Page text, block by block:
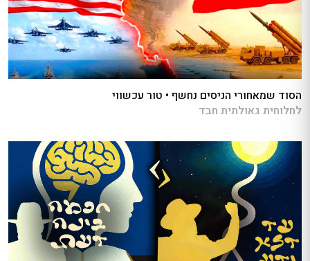
הסוד שמאחורי הניסים נחשף • טור עכשווי
לחלוחית גאולתית חבד